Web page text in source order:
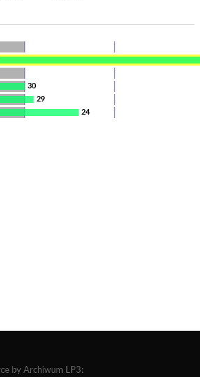
30
29
24
by Archiwum LP3: